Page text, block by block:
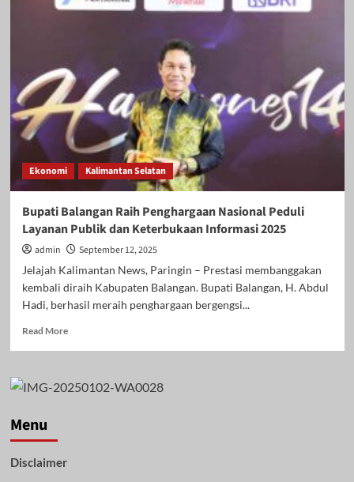
DPRD
Hadiri
Maulid
Nabi
di
Desa
Balida,
Ajak
Teladani
Ekonomi Kalimantan Selatan
Bupati Balangan Raih Penghargaan Nasional Peduli
Layanan Publik dan Keterbukaan Informasi 2025
admin
September 12, 2025
Jelajah Kalimantan News, Paringin – Prestasi membanggakan
kembali diraih Kabupaten Balangan. Bupati Balangan, H. Abdul
Hadi, berhasil meraih penghargaan bergengsi...
Read MoreRead
Balangan
Layanan
Menu
Disclaimer